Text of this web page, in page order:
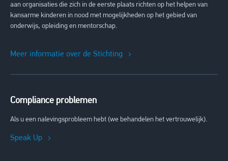
aan organisaties die zich in de eerste plaats richten op het helpen van
kansarme kinderen in nood met mogelijkheden op het gebied van
onderwijs, opleiding en mentorschap.
Meer informatie over de Stichting
Compliance problemen
Als u een nalevingsprobleem hebt (we behandelen het vertrouwelijk).
Speak Up